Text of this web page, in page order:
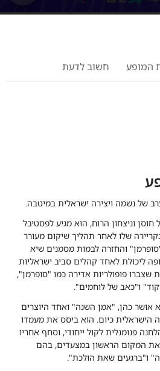
המופע חשוב לדעת
של נשמה ויצירה ישראלית במיטבה.
וניצחון הרוח, הוא מגיע לפסטיבל
שלו לאחר תהליך שיקום מעורר
והחזרה לבמות מסמנים שיא
ליכולת לאחד קהלים סביב ישראליות
שצברו פופולריות אדירה כמו "סופרמן",
ו"כאב של לוחמים".
אושר כהן, "אמן השנה" ואחד היוצרים
הישראלית כיום. הוא ביסס את מעמדו
פנומנלית לקול ייחודי, וסחף אחריו
המקום הראשון במצעדים, בהם
ו"ברגעים שאת הולכת".